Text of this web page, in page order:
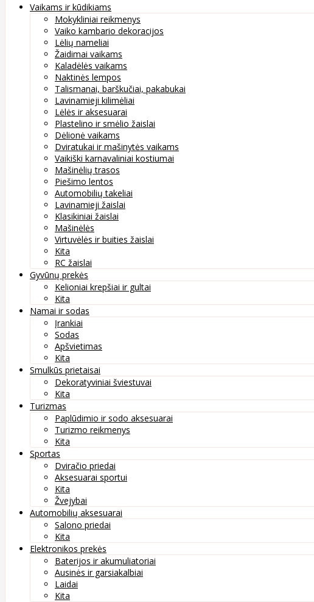
Vaikams ir kūdikiams
Mokykliniai reikmenys
Vaiko kambario dekoracijos
Lėlių nameliai
Žaidimai vaikams
Kaladėlės vaikams
Naktinės lempos
Talismanai, barškučiai, pakabukai
Lavinamieji kilimėliai
Lėlės ir aksesuarai
Plastelino ir smėlio žaislai
Dėlionė vaikams
Dviratukai ir mašinytės vaikams
Vaikiški karnavaliniai kostiumai
Mašinėlių trasos
Piešimo lentos
Automobilių takeliai
Lavinamieji žaislai
Klasikiniai žaislai
Mašinėlės
Virtuvėlės ir buities žaislai
Kita
RC žaislai
Gyvūnų prekės
Kelioniai krepšiai ir gultai
Kita
Namai ir sodas
Įrankiai
Sodas
Apšvietimas
Kita
Smulkūs prietaisai
Dekoratyviniai šviestuvai
Kita
Turizmas
Paplūdimio ir sodo aksesuarai
Turizmo reikmenys
Kita
Sportas
Dviračio priedai
Aksesuarai sportui
Kita
Žvejybai
Automobilių aksesuarai
Salono priedai
Kita
Elektronikos prekės
Baterijos ir akumuliatoriai
Ausinės ir garsiakalbiai
Laidai
Kita